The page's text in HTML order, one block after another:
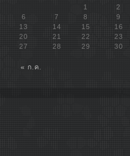
1
2
6 7 8
9
13 14 15
16
20 21 22
23
27 28 29
30
« ก.ค.